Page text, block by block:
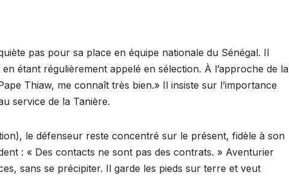
pas pour sa place en équipe nationale du Sénégal. Il
étant régulièrement appelé en sélection. À l’approche de la
Thiaw, me connaît très bien.» Il insiste sur l’importance
service de la Tanière.
le défenseur reste concentré sur le présent, fidèle à son
: « Des contacts ne sont pas des contrats. » Aventurier
sans se précipiter. Il garde les pieds sur terre et veut